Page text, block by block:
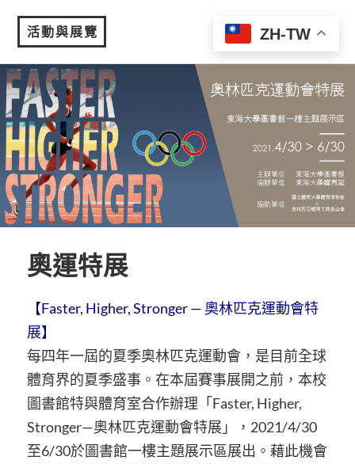
活動與展覽 MENU
奧運特展
【Faster, Higher, Stronger — 奧林匹克運動會特
展】
每四年一屆的夏季奧林匹克運動會，是目前全球
體育界的夏季盛事。在本屆賽事展開之前，本校
圖書館特與體育室合作辦理「Faster, Higher,
Stronger—奧林匹克運動會特展」，2021/4/30
至6/30於圖書館一樓主題展示區展出。藉此機會
ZH-TW